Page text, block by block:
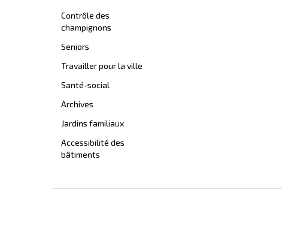
Contrôle des
champignons
Seniors
Travailler pour la ville
Santé-social
Archives
Jardins familiaux
Accessibilité des
bâtiments